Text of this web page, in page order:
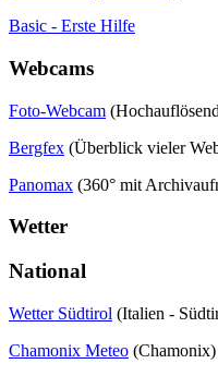
Basic - Erste Hilfe
Webcams
Foto-Webcam
Bergfex (Überblick vieler
Panomax (360° mit
Wetter
National
Wetter Südtirol (Italien -
Chamonix Meteo (Chamonix)